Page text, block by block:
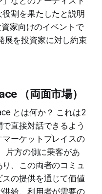
割を果たしたと説明
家向けのイベントで
を投資家に対し約束
（両面市場）
とは何か？ これは2
直接対話できるよう
ーケットプレイスの
片方の側に乗客があ
、この両者のコミュ
の提供を通じて価値
給、利用者が需要の